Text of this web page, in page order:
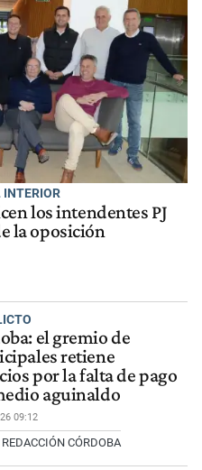
INTERIOR
los intendentes PJ
la oposición
el gremio de
retiene
por la falta de pago
aguinaldo
09:12
CÓRDOBA